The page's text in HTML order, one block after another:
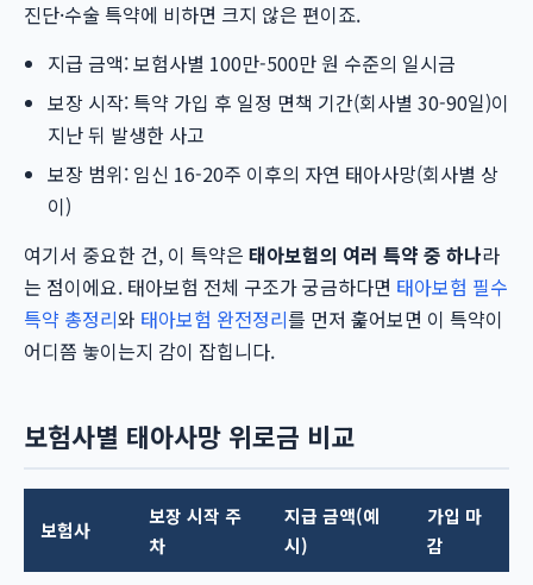
진단·수술 특약에 비하면 크지 않은 편이죠.
지급 금액: 보험사별 100만-500만 원 수준의 일시금
보장 시작: 특약 가입 후 일정 면책 기간(회사별 30-90일)이
지난 뒤 발생한 사고
보장 범위: 임신 16-20주 이후의 자연 태아사망(회사별 상
이)
여기서 중요한 건, 이 특약은 태아보험의 여러 특약 중 하나라
는 점이에요. 태아보험 전체 구조가 궁금하다면 태아보험 필수
특약 총정리와 태아보험 완전정리를 먼저 훑어보면 이 특약이
어디쯤 놓이는지 감이 잡힙니다.
보험사별 태아사망 위로금 비교
보험사
보장 시작 주
차
지급 금액(예
시)
가입 마
감